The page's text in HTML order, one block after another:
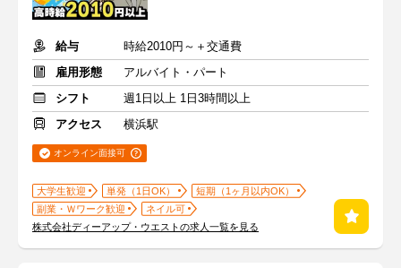
給与
時給2010円～＋交通費
雇用形態
アルバイト・パート
シフト
週1日以上 1日3時間以上
アクセス
横浜駅
オンライン面接可
大学生歓迎 単発（1日OK）
短期（1ヶ月以内OK）
副業・Ｗワーク歓迎
ネイル可
株式会社ディーアップ・ウエストの求人一覧を見る